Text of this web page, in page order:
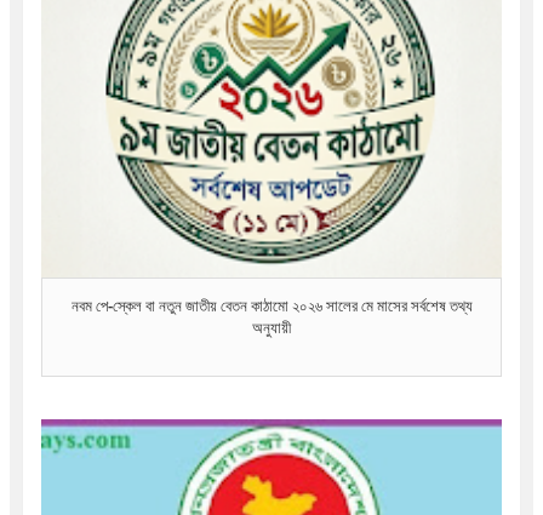
নবম পে-স্কেল বা নতুন জাতীয় বেতন কাঠামো ২০২৬ সালের মে মাসের সর্বশেষ তথ্য
অনুযায়ী